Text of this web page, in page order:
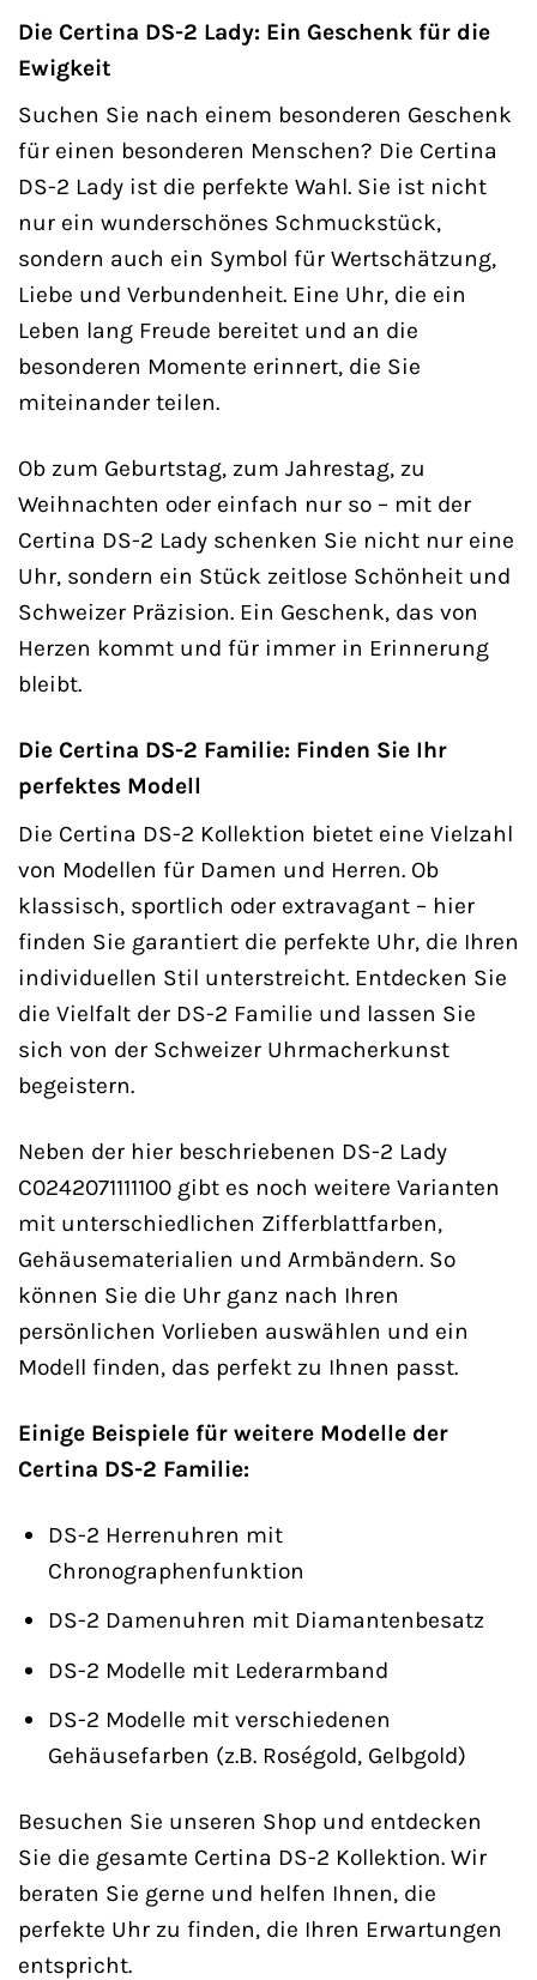
Die Certina DS-2 Lady: Ein Geschenk für die
Ewigkeit
Suchen Sie nach einem besonderen Geschenk
für einen besonderen Menschen? Die Certina
DS-2 Lady ist die perfekte Wahl. Sie ist nicht
nur ein wunderschönes Schmuckstück,
sondern auch ein Symbol für Wertschätzung,
Liebe und Verbundenheit. Eine Uhr, die ein
Leben lang Freude bereitet und an die
besonderen Momente erinnert, die Sie
miteinander teilen.
Ob zum Geburtstag, zum Jahrestag, zu
Weihnachten oder einfach nur so – mit der
Certina DS-2 Lady schenken Sie nicht nur eine
Uhr, sondern ein Stück zeitlose Schönheit und
Schweizer Präzision. Ein Geschenk, das von
Herzen kommt und für immer in Erinnerung
bleibt.
Die Certina DS-2 Familie: Finden Sie Ihr
perfektes Modell
Die Certina DS-2 Kollektion bietet eine Vielzahl
von Modellen für Damen und Herren. Ob
klassisch, sportlich oder extravagant – hier
finden Sie garantiert die perfekte Uhr, die Ihren
individuellen Stil unterstreicht. Entdecken Sie
die Vielfalt der DS-2 Familie und lassen Sie
sich von der Schweizer Uhrmacherkunst
begeistern.
Neben der hier beschriebenen DS-2 Lady
C0242071111100 gibt es noch weitere Varianten
mit unterschiedlichen Zifferblattfarben,
Gehäusematerialien und Armbändern. So
können Sie die Uhr ganz nach Ihren
persönlichen Vorlieben auswählen und ein
Modell finden, das perfekt zu Ihnen passt.
Einige Beispiele für weitere Modelle der
Certina DS-2 Familie:
DS-2 Herrenuhren mit
Chronographenfunktion
DS-2 Damenuhren mit Diamantenbesatz
DS-2 Modelle mit Lederarmband
DS-2 Modelle mit verschiedenen
Gehäusefarben (z.B. Roségold, Gelbgold)
Besuchen Sie unseren Shop und entdecken
Sie die gesamte Certina DS-2 Kollektion. Wir
beraten Sie gerne und helfen Ihnen, die
perfekte Uhr zu finden, die Ihren Erwartungen
entspricht.